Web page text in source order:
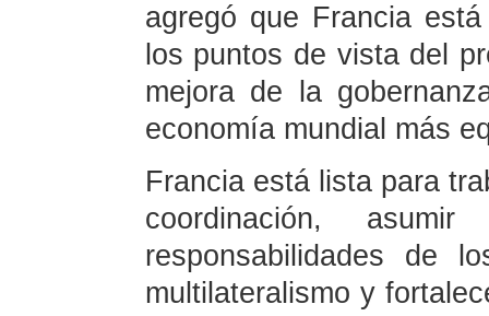
agregó que Francia
los puntos de vista del
mejora de la
economía mundial más
Francia está lista para
coordinación,
responsabilidades de
multilateralismo y